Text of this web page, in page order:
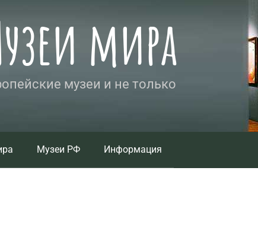
мира
музеи и не только
Музеи РФ Информация